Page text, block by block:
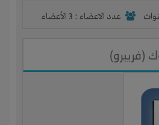
عدد الاعضاء : 3 الأعضاء
(فريبرو)